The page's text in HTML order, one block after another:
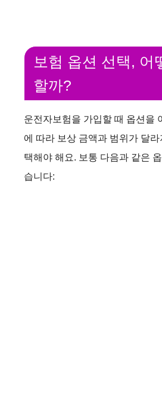
d
o
보험 옵션 선택, 어
할까?
운전자보험을 가입할 때 옵션을
에 따라 보상 금액과 범위가 달
택해야 해요. 보통 다음과 같은
습니다: